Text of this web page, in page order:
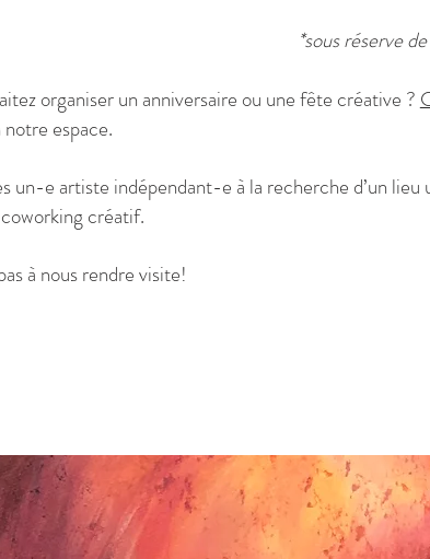
réserve de clichés que nous
organiser un anniversaire ou une fête créative ?
espace.
un-e artiste indépendant-e à la recherche d’un
créatif.
à nous rendre visite!